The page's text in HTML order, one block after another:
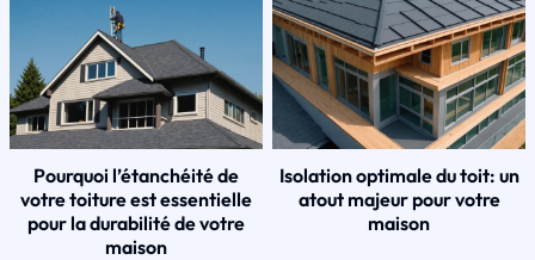
Pourquoi l’étanchéité de
votre toiture est essentielle
pour la durabilité de votre
maison
Isolation optimale du toit: un
atout majeur pour votre
maison